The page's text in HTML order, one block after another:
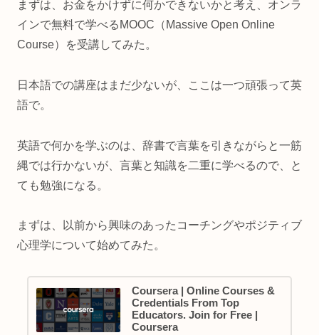
まずは、お金をかけずに何かできないかと考え、オンラ
インで無料で学べるMOOC（Massive Open Online
Course）を受講してみた。
日本語での講座はまだ少ないが、ここは一つ頑張って英
語で。
英語で何かを学ぶのは、辞書で言葉を引きながらと一筋
縄では行かないが、言葉と知識を二重に学べるので、と
ても勉強になる。
まずは、以前から興味のあったコーチングやポジティブ
心理学について始めてみた。
Coursera | Online Courses &
Credentials From Top
Educators. Join for Free |
Coursera